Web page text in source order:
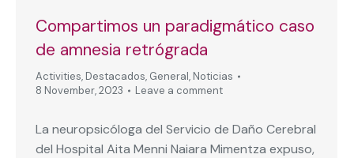
Compartimos un paradigmático caso
de amnesia retrógrada
Activities, Destacados, General, Noticias
8 November, 2023
Leave a comment
La neuropsicóloga del Servicio de Daño Cerebral
del Hospital Aita Menni Naiara Mimentza expuso,